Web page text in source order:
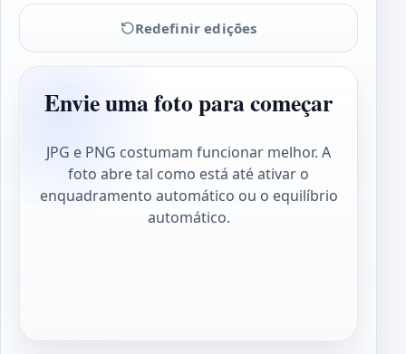
Redefinir edições
Envie uma foto para começar
JPG e PNG costumam funcionar melhor. A
foto abre tal como está até ativar o
enquadramento automático ou o equilíbrio
automático.